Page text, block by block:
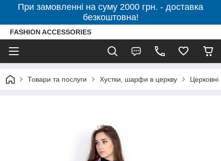
При замовленні на суму 2000 грн. - доставка
безкоштовна!
FASHION ACCESSORIES
Товари та послуги Хустки, шарфи в церкву